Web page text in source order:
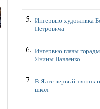
Интервью художника
Петровича
Интервью главы
Янины Павленко
В Ялте первый звонок
школ